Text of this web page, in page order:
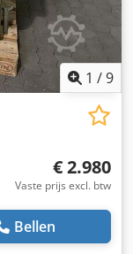
1 /9
€ 2.980
Vaste prijs excl. btw
Bellen